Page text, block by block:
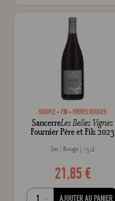
SOUPLE FIN FRUITS ROUGES
SancerreLes Belles Vignes
Fournier Père et Fils 2023
Sec Rouge 75 cl
21,85 €
AJOUTER AU PANIER